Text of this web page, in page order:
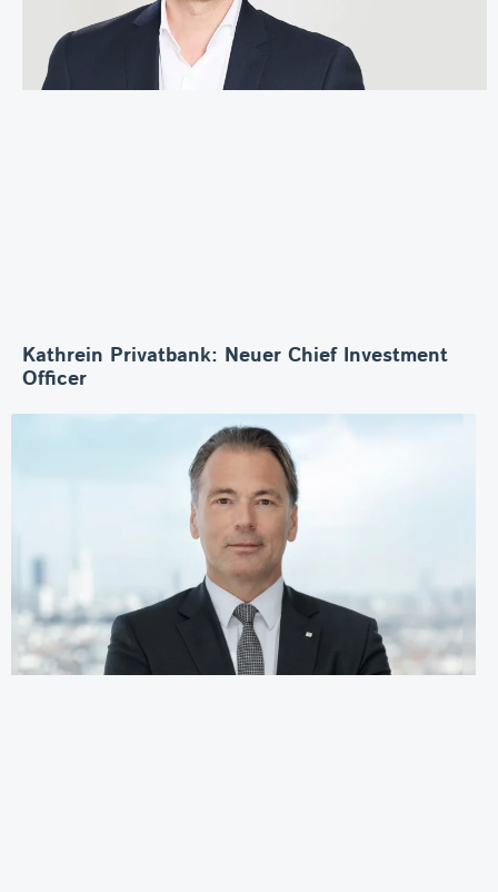
Kathrein Privatbank: Neuer Chief Investment
Officer